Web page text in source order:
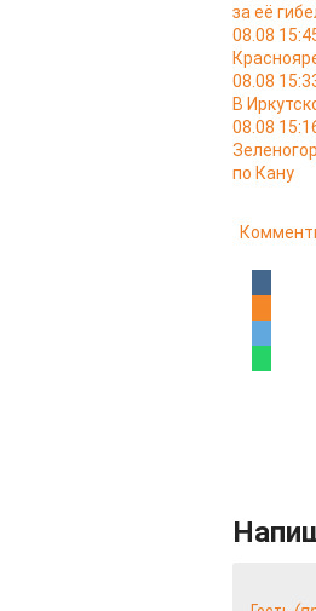
за её
08.08
08.08
В
08.08
по Кану